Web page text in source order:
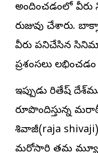
అందించడంలో వీరు
రుజువు చేశారు.
వీరు పనిచేసిన
ప్రశంసలు
ఇప్పుడు రితేష్
రూపొందిస్తున్న
శివాజీ(raja
మరోసారి తమ